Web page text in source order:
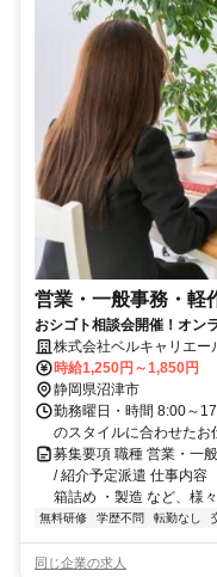
営業・一般事務・軽
おシゴト相談会開催！オン
お気軽にご相談ください！
株式会社ベルキャリエ
時給1,250円～1,850円
静岡県沼津市
勤務曜日・時間 8:00～
のスタイルに合わせたお
募集要項 職種 営業・一
/ 紹介予定派遣 仕事内容
箱詰め ・製造 など、様
無料研修 学歴不問 転勤なし
同じ企業の求人